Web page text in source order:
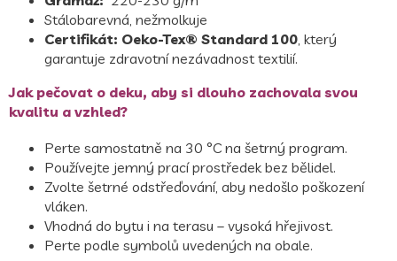
Stálobarevná, nežmolkuje
Certifikát: Oeko-Tex® Standard 100 , který
garantuje zdravotní nezávadnost textilií.
Jak pečovat o deku, aby si dlouho zachovala svou
kvalitu a vzhled?
Perte samostatně na 30 °C na šetrný program.
Používejte jemný prací prostředek bez bělidel.
Zvolte šetrné odstřeďování, aby nedošlo poškození
vláken.
Vhodná do bytu i na terasu – vysoká hřejivost.
Perte podle symbolů uvedených na obale.